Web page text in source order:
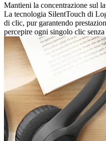
Mantieni la concentrazione sul
La tecnologia SilentTouch di
di clic, pur garantendo
percepire ogni singolo clic